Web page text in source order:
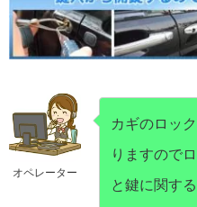
オペレーター
カギのロッ
りますので
と鍵に関す